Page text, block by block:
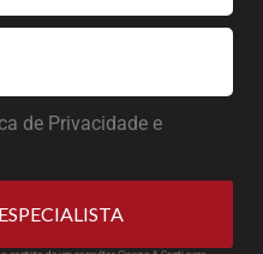
de Privacidade e